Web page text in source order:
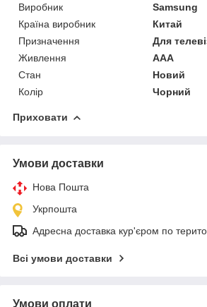
Виробник
Samsung
Країна виробник
Китай
Призначення
Для
Живлення
AAA
Стан
Новий
Колір
Чорний
Приховати
Умови доставки
Нова Пошта
Укрпошта
Адресна доставка кур'єром по
Всі умови доставки
Умови оплати